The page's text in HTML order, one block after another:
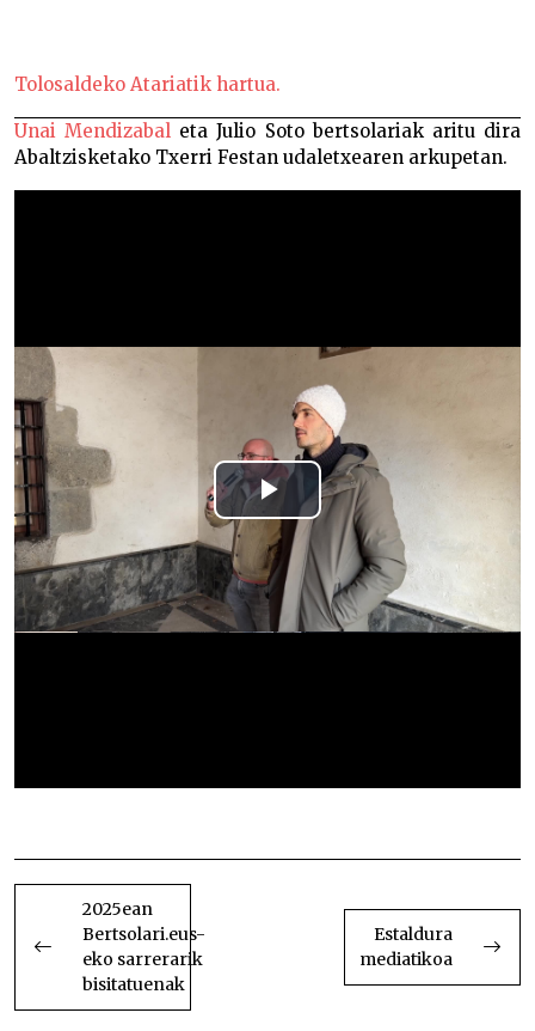
Tolosaldeko Atariatik hartua.
Unai Mendizabal eta Julio Soto bertsolariak aritu dira
Abaltzisketako Txerri Festan udaletxearen arkupetan.
BIDALKETETAN
ZEHAR
NABIGATU
2025ean
Bertsolari.eus-
eko sarrerarik
bisitatuenak
Estaldura
mediatikoa